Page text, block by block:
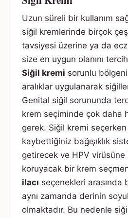
Uzun süreli bir kullanım
siğil kremlerinde birçok
tavsiyesi üzerine ya da
size en uygun olanını
Siğil kremi sorunlu
aralıklar uygulanarak
Genital siğil sorununda
krem seçiminde çok daha
gerek. Siğil kremi
kaybettiğiniz bağışıklık
getirecek ve HPV virüsüne
koruyacak bir krem
ilacı seçenekleri arasında
aynı zamanda derinin
olmaktadır. Bu nedenle